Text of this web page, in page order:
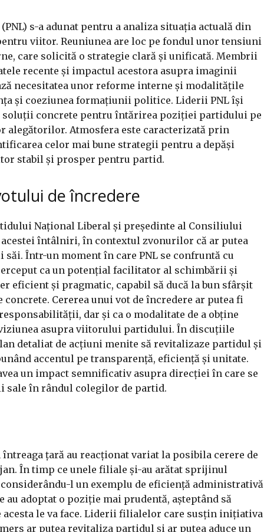
s-a adunat pentru a analiza situația actuală din
viitor. Reuniunea are loc pe fondul unor tensiuni
care solicită o strategie clară și unificată. Membrii
recente și impactul acestora asupra imaginii
necesitatea unor reforme interne și modalitățile
și coeziunea formațiunii politice. Liderii PNL își
concrete pentru întărirea poziției partidului pe
alegătorilor. Atmosfera este caracterizată prin
celor mai bune strategii pentru a depăși
stabil și prosper pentru partid.
de încredere
Național Liberal și președinte al Consiliului
acestei întâlniri, în contextul zvonurilor că ar putea
Într-un moment în care PNL se confruntă cu
ca un potențial facilitator al schimbării și
eficient și pragmatic, capabil să ducă la bun sfârșit
Cererea unui vot de încredere ar putea fi
dar și ca o modalitate de a obține
asupra viitorului partidului. În discuțiile
detaliat de acțiuni menite să revitalizaze partidul și
accentul pe transparență, eficiență și unitate.
un impact semnificativ asupra direcției în care se
sale în rândul colegilor de partid.
țară au reacționat variat la posibila cerere de
În timp ce unele filiale și-au arătat sprijinul
l un exemplu de eficiență administrativă
adoptat o poziție mai prudentă, așteptând să
le va face. Liderii filialelor care susțin inițiativa
ar putea revitaliza partidul și ar putea aduce un